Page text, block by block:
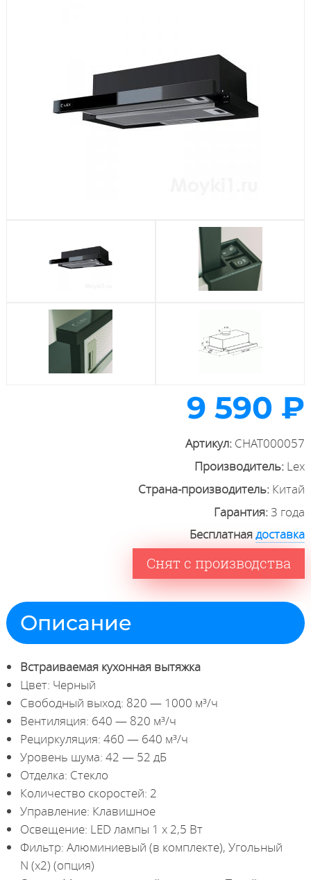
Холодильники
9 590 ₽
Артикул: CHAT000057
Производитель: Lex
Страна-производитель: Китай
Гарантия:3 года
Бесплатнаядоставка
Снят с производства
Описание
Встраиваемая кухонная вытяжка
Цвет: Черный
Свободный выход: 820 — 1000 м³/ч
Вентиляция: 640 — 820 м³/ч
Рециркуляция: 460 — 640 м³/ч
Уровень шума: 42 — 52 дБ
Отделка: Стекло
Количество скоростей: 2
Управление: Клавишное
Освещение: LED лампы 1 х 2,5 Вт
Фильтр: Алюминиевый (в комплекте), Угольный
N (х2) (опция)